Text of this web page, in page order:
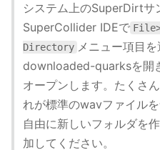
システム上のSuperDirtサ
SuperCollider IDEで
Directory メニュー項目
downloaded-quarksを開
オープンします。たくさ
れが標準のwavファイル
自由に新しいフォルダを
加してください。